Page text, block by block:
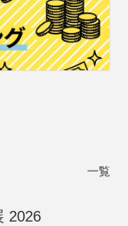
一覧
2026